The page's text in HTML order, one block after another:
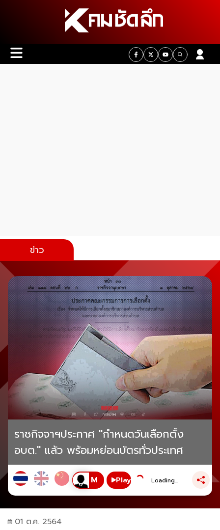
ข่าว
ราชกิจจาฯประกาศ "กำหนดวันเลือกตั้ง
อบต." แล้ว พร้อมหย่อนบัตรทั่วประเทศ
Play Loading...
01 ต.ค. 2564